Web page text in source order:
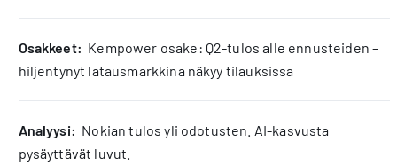
osakkeet: Kempower osake: Q2-tulos alle ennusteiden –
hiljentynyt latausmarkkina näkyy tilauksissa
analyysi: Nokian tulos yli odotusten. AI-kasvusta
pysäyttävät luvut.